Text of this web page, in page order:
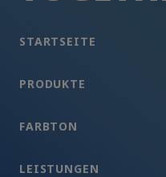
STARTSEITE
PRODUKTE
FARBTON
LEISTUNGEN